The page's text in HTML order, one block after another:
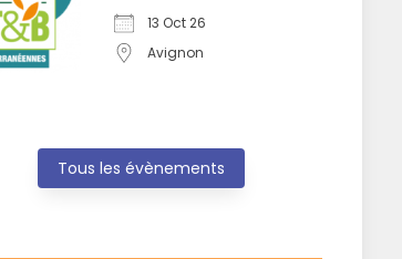
13 Oct 26
Avignon
Tous les évènements